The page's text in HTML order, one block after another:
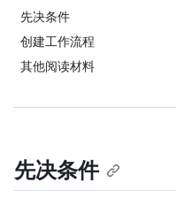
先决条件
创建工作流程
其他阅读材料
先决条件